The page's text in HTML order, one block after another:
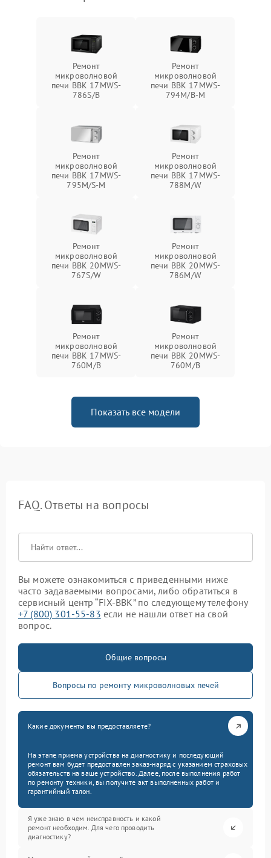
Ремонт
микроволновой
печи BBK 17MWS-
786S/B
Ремонт
микроволновой
печи BBK 17MWS-
794M/B-M
Ремонт
микроволновой
печи BBK 17MWS-
795M/S-M
Ремонт
микроволновой
печи BBK 17MWS-
788M/W
Ремонт
микроволновой
печи BBK 20MWS-
767S/W
Ремонт
микроволновой
печи BBK 20MWS-
786M/W
Ремонт
микроволновой
печи BBK 17MWS-
760M/B
Ремонт
микроволновой
печи BBK 20MWS-
760M/B
Показать все модели
FAQ. Ответы на вопросы
Вы можете ознакомиться с приведенными ниже
часто задаваемыми вопросами, либо обратиться в
сервисный центр “FIX-BBK” по следующему телефону
+7 (800) 301-55-83 если не нашли ответ на свой
вопрос.
Общие вопросы
Вопросы по ремонту микроволновых печей
Какие документы вы предоставляете?
На этапе приема устройства на диагностику и последующий
ремонт вам будет предоставлен заказ-наряд с указанием страховых
обязательств на ваше устройство. Далее, после выполнения работ
по ремонту техники, вы получите акт выполненных работ и
гарантийный талон.
Я уже знаю в чем неисправность и какой
ремонт необходим. Для чего проводить
диагностику?